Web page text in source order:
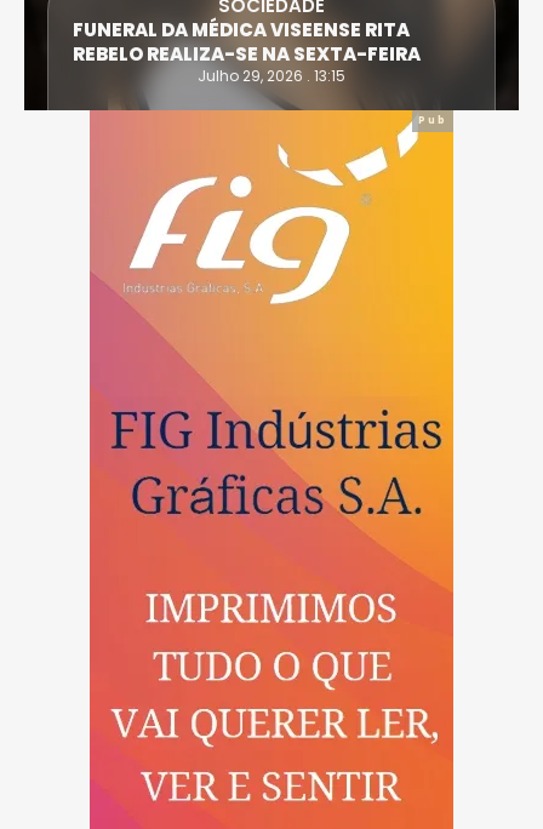
FUNERAL DA MÉDICA VISEENSE RITA
REBELO REALIZA-SE NA SEXTA-FEIRA
Julho 29, 2026 . 13:15
Pub